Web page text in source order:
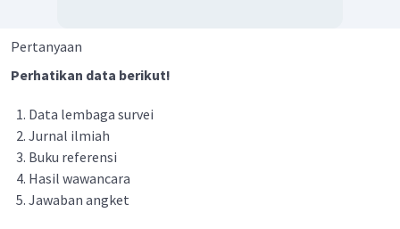
Pertanyaan
Perhatikan data berikut!
Data lembaga survei
Jurnal ilmiah
Buku referensi
Hasil wawancara
Jawaban angket